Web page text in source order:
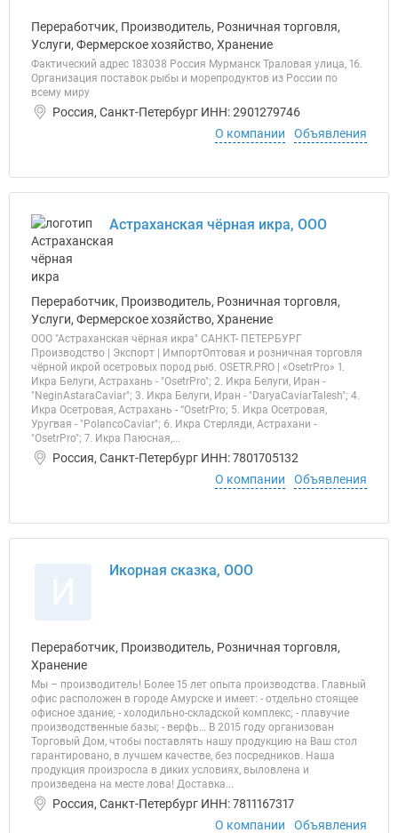
Переработчик, Производитель, Розничная торговля,
Услуги, Фермерское хозяйство, Хранение
Фактический адрес 183038 Россия Мурманск Траловая улица, 16.
Организация поставок рыбы и морепродуктов из России по
всему миру
Россия, Санкт-Петербург ИНН: 2901279746
О компании
Объявления
Астраханская чёрная икра, ООО
Переработчик, Производитель, Розничная торговля,
Услуги, Фермерское хозяйство, Хранение
ООО "Астраханская чёрная икра" САНКТ- ПЕТЕРБУРГ
Производство | Экспорт | Импорт ​Оптовая и розничная торговля
чёрной икрой осетровых пород рыб. OSETR.PRO | «OsetrPro» 1.
Икра Белуги, Астрахань - "OsetrPro"; 2. Икра Белуги, Иран -
"NeginAstaraCaviar"; 3. Икра Белуги, Иран - "DaryaCaviarTalesh"; 4.
Икра Осетровая, Астрахань - “OsetrPro; 5. Икра Осетровая,
Уругвая - "PolancoCaviar"; 6. Икра Стерляди, Астрахани -
"OsetrPro"; 7. Икра Паюсная,...
Россия, Санкт-Петербург ИНН: 7801705132
О компании
Объявления
Икорная сказка, ООО
Переработчик, Производитель, Розничная торговля,
Хранение
Мы – производитель! Более 15 лет опыта производства. Главный
офис расположен в городе Амурске и имеет: - отдельно стоящее
офисное здание; - холодильно-складской комплекс; - плавучие
производственные базы; - верфь… В 2015 году организован
Торговый Дом, чтобы поставлять нашу продукцию на Ваш стол
гарантировано, в лучшем качестве, без посредников. Наша
продукция произросла в диких условиях, выловлена и
произведена на месте лова! Доставка...
Россия, Санкт-Петербург ИНН: 7811167317
О компании
Объявления